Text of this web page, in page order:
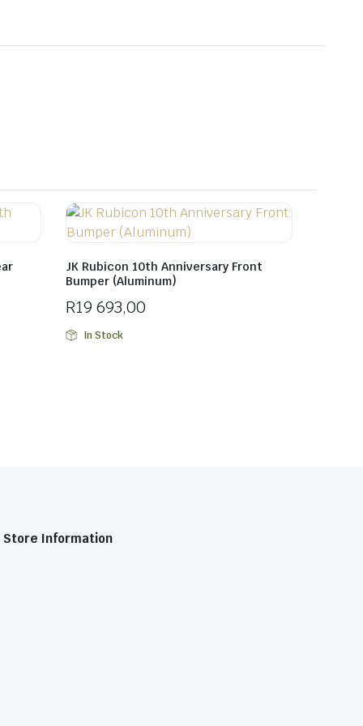
JK Rubicon 10th Anniversary Front
Bumper (Aluminum)
R19 693,00
In Stock
Store Information